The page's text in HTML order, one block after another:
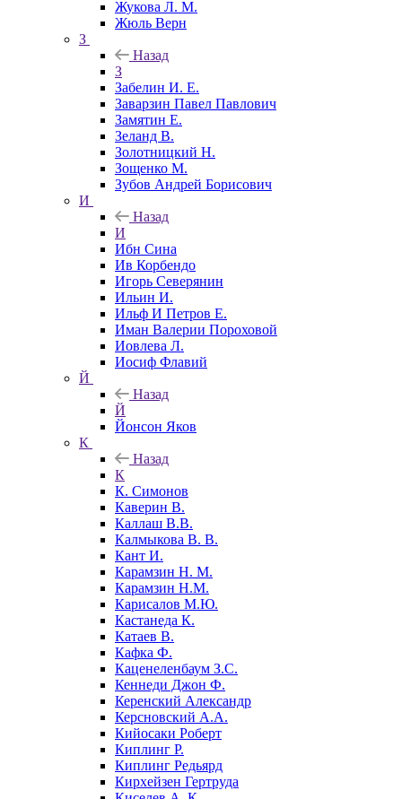
Жукова Л. М.
Жюль Верн
З
Назад
З
Забелин И. Е.
Заварзин Павел Павлович
Замятин Е.
Зеланд В.
Золотницкий Н.
Зощенко М.
Зубов Андрей Борисович
И
Назад
И
Ибн Сина
Ив Корбендо
Игорь Северянин
Ильин И.
Ильф И Петров Е.
Иман Валерии Пороховой
Иовлева Л.
Иосиф Флавий
Й
Назад
Й
Йонсон Яков
К
Назад
К
К. Симонов
Каверин В.
Каллаш В.В.
Калмыкова В. В.
Кант И.
Карамзин Н. М.
Карамзин Н.М.
Карисалов М.Ю.
Кастанеда К.
Катаев В.
Кафка Ф.
Каценеленбаум З.С.
Кеннеди Джон Ф.
Керенский Александр
Керсновский А.А.
Кийосаки Роберт
Киплинг Р.
Киплинг Редьярд
Кирхейзен Гертруда